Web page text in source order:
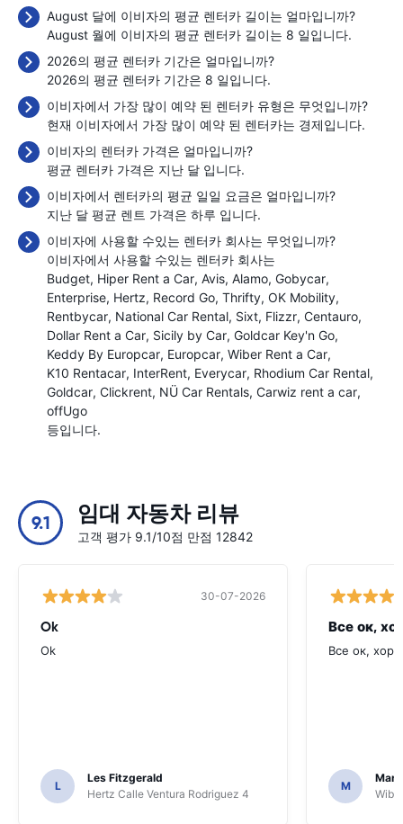
August 달에 이비자의 평균 렌터카 길이는 얼마입니까?
August 월에 이비자의 평균 렌터카 길이는 8 일입니다.
2026의 평균 렌터카 기간은 얼마입니까?
2026의 평균 렌터카 기간은 8 일입니다.
이비자에서 가장 많이 예약 된 렌터카 유형은 무엇입니까?
현재 이비자에서 가장 많이 예약 된 렌터카는 경제입니다.
이비자의 렌터카 가격은 얼마입니까?
평균 렌터카 가격은 지난 달 입니다.
이비자에서 렌터카의 평균 일일 요금은 얼마입니까?
지난 달 평균 렌트 가격은 하루 입니다.
이비자에 사용할 수있는 렌터카 회사는 무엇입니까?
이비자에서 사용할 수있는 렌터카 회사는
Budget Hiper Rent a Car Avis Alamo Gobycar
Enterprise Hertz Record Go Thrifty OK Mobility
Rentbycar National Car Rental Sixt Flizzr Centauro
Dollar Rent a Car Sicily by Car Goldcar Key'n Go
Keddy By Europcar Europcar Wiber Rent a Car
K10 Rentacar InterRent Everycar Rhodium Car Rental
Goldcar Clickrent NÜ Car Rentals Carwiz rent a car
offUgo
등입니다.
9.1 임대 자동차 리뷰
고객 평가 9.1/10점 만점 12842
30-07-2026
Ok
Ok
L
Les Fitzgerald
Hertz Calle Ventura Rodriguez 4
Все ок,
Все ок,
M